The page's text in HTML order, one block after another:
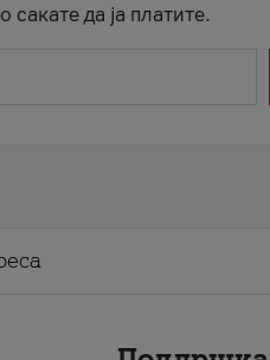
сакате да ја платите.